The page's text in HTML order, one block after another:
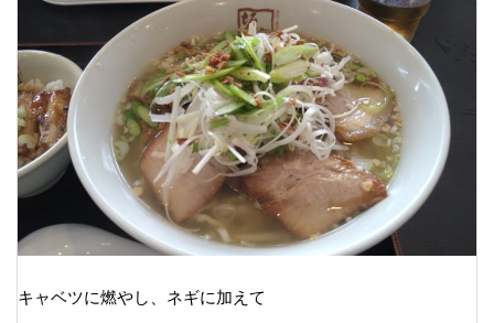
キャベツに燃やし、ネギに加えて